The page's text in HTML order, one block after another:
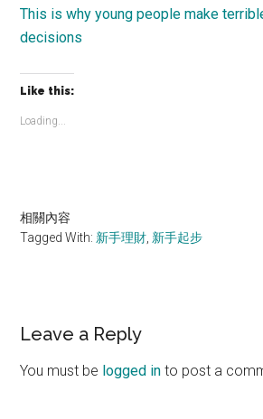
This is why young people make
decisions
Like this:
Loading...
相關內容
Tagged With: 新手理財 新手起步
Reader
Interactions
Leave a Reply
You must be logged in to post a